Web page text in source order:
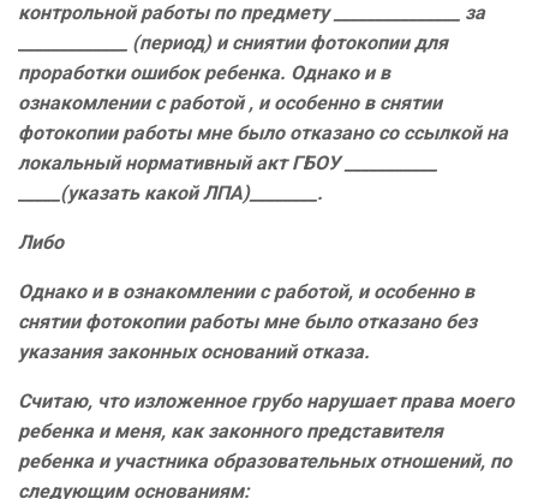
контрольной работы по предмету _______________ за
_____________ (период) и сниятии фотокопии для
проработки ошибок ребенка. Однако и в
ознакомлении с работой , и особенно в снятии
фотокопии работы мне было отказано со ссылкой на
локальный нормативный акт ГБОУ ___________
_____(указать какой ЛПА)________.
Либо
Однако и в ознакомлении с работой, и особенно в
снятии фотокопии работы мне было отказано без
указания законных оснований отказа.
Считаю, что изложенное грубо нарушает права моего
ребенка и меня, как законного представителя
ребенка и участника образовательных отношений, по
следующим основаниям: